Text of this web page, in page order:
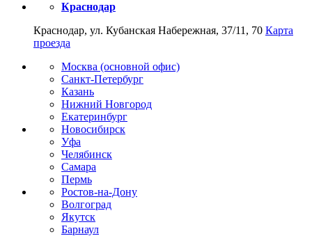
Краснодар
Краснодар, ул. Кубанская Набережная, 37/11, 70 Карта
проезда
Москва (основной офис)
Санкт-Петербург
Казань
Нижний Новгород
Екатеринбург
Новосибирск
Уфа
Челябинск
Самара
Пермь
Ростов-на-Дону
Волгоград
Якутск
Барнаул